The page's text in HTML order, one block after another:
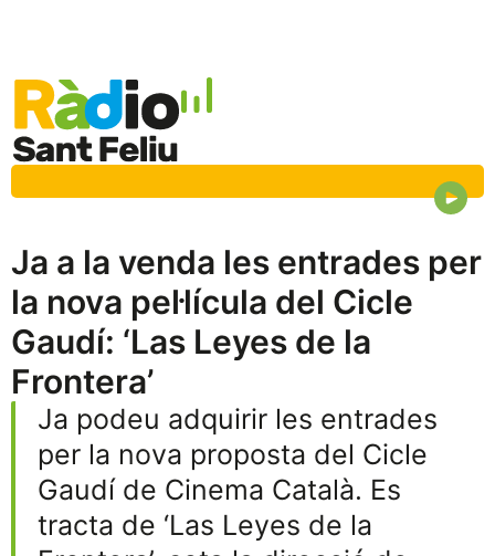
Ja a la venda les entrades per
la nova pel·lícula del Cicle
Gaudí: ‘Las Leyes de la
Frontera’
Ja podeu adquirir les entrades
per la nova proposta del Cicle
Gaudí de Cinema Català. Es
tracta de ‘Las Leyes de la